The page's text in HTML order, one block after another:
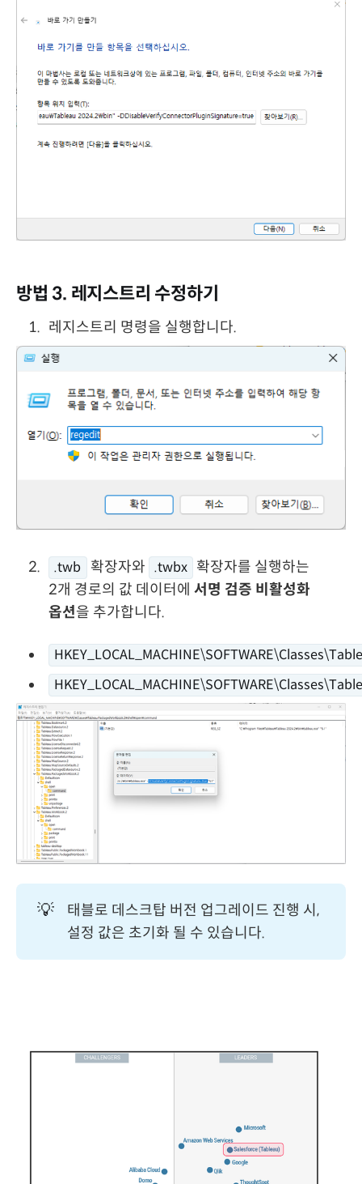
방법 3. 레지스트리 수정하기
레지스트리 명령을 실행합니다.
.twb 확장자와 .twbx 확장자를 실행하는
2개 경로의 값 데이터에 서명 검증 비활성화
옵션을 추가합니다.
💡
태블로 데스크탑 버전 업그레이드 진행 시,
설정 값은 초기화 될 수 있습니다.